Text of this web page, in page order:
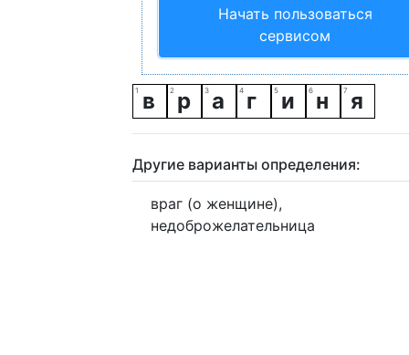
Начать пользоваться
сервисом
в р а г и н я
Другие варианты определения:
враг (о женщине),
недоброжелательница